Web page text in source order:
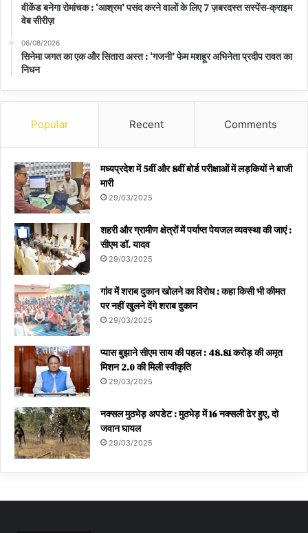
वीकेंड बनेगा रोमांचक : ‘आश्रम’ पसंद करने वालों के लिए 7 ज़बरदस्त सस्पेंस-क्राइम
वेब सीरीज़
06/08/2026
सिनेमा जगत का एक और सितारा अस्त : ‘गजनी’ फेम मशहूर अभिनेता प्रदीप रावत का
निधन
Popular Recent Comments
मध्यप्रदेश में 5वीं और 8वीं बोर्ड परीक्षाओं में लड़कियों ने बाजी
मारी
29/03/2025
शहरी और ग्रामीण क्षेत्रों में पर्याप्त पेयजल व्यवस्था की जाएं :
सीएम डॉ. यादव
29/03/2025
गांव में शराब दुकान खोलने का विरोध : कहा किसी भी कीमत
पर नहीं खुलने देंगे शराब दुकान
29/03/2025
प्यास बुझाने सीएम साय की पहल : 48.81 करोड़ की अमृत
मिशन 2.0 की मिली स्वीकृति
29/03/2025
नक्सल मुठभेड़ अपडेट : मुठभेड़ में 16 नक्सली ढेर हुए, दो
जवान घायल
29/03/2025